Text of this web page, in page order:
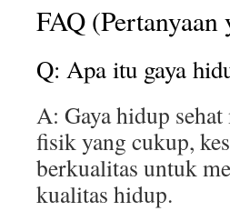
FAQ
Q: Apa itu gaya
A: Gaya hidup
fisik yang cukup,
berkualitas untuk
kualitas hidup.